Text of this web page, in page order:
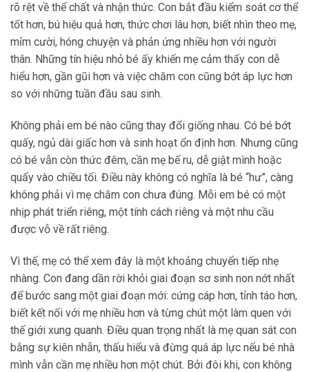
rõ rệt về thể chất và nhận thức. Con bắt đầu kiểm soát cơ thể
tốt hơn, bú hiệu quả hơn, thức chơi lâu hơn, biết nhìn theo mẹ,
mỉm cười, hóng chuyện và phản ứng nhiều hơn với người
thân. Những tín hiệu nhỏ bé ấy khiến mẹ cảm thấy con dễ
hiểu hơn, gần gũi hơn và việc chăm con cũng bớt áp lực hơn
so với những tuần đầu sau sinh.
Không phải em bé nào cũng thay đổi giống nhau. Có bé bớt
quấy, ngủ dài giấc hơn và sinh hoạt ổn định hơn. Nhưng cũng
có bé vẫn còn thức đêm, cần mẹ bế ru, dễ giật mình hoặc
quấy vào chiều tối. Điều này không có nghĩa là bé “hư”, càng
không phải vì mẹ chăm con chưa đúng. Mỗi em bé có một
nhịp phát triển riêng, một tính cách riêng và một nhu cầu
được vỗ về rất riêng.
Vì thế, mẹ có thể xem đây là một khoảng chuyển tiếp nhẹ
nhàng. Con đang dần rời khỏi giai đoạn sơ sinh non nớt nhất
để bước sang một giai đoạn mới: cứng cáp hơn, tỉnh táo hơn,
biết kết nối với mẹ nhiều hơn và từng chút một làm quen với
thế giới xung quanh. Điều quan trọng nhất là mẹ quan sát con
bằng sự kiên nhẫn, thấu hiểu và đừng quá áp lực nếu bé nhà
mình vẫn cần mẹ nhiều hơn một chút. Bởi đôi khi, con không